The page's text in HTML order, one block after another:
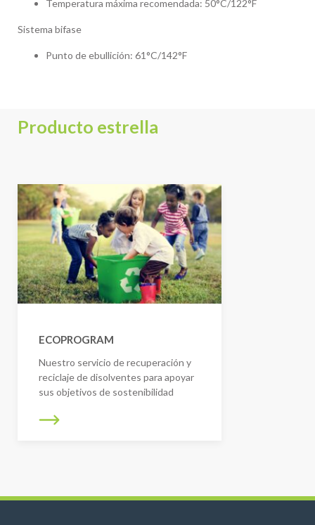
Temperatura máxima recomendada: 50°C/122°F
Sistema bifase
Punto de ebullición: 61°C/142°F
Producto estrella
ECOPROGRAM
Nuestro servicio de recuperación y
reciclaje de disolventes para apoyar
sus objetivos de sostenibilidad